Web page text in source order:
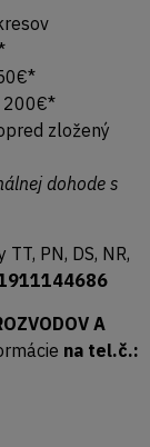
200€*
zložený
dohode s
PN, DS, NR,
A
na tel.č.: